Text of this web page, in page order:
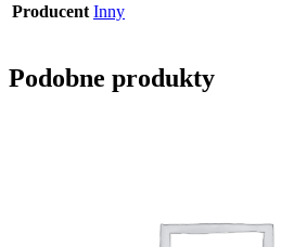
Producent Inny
Podobne produkty